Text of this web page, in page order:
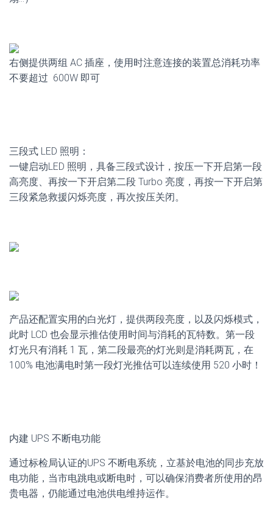
右侧提供两组 AC 插座，使用时注意连接的装置总消耗功率
不要超过 600W 即可
三段式 LED 照明：
一键启动LED 照明，具备三段式设计，按压一下开启第一段
高亮度、再按一下开启第二段 Turbo 亮度，再按一下开启第
三段紧急救援闪烁亮度，再次按压关闭。
产品还配置实用的白光灯，提供两段亮度，以及闪烁模式，
此时 LCD 也会显示推估使用时间与消耗的瓦特数。第一段
灯光只有消耗 1 瓦，第二段最亮的灯光则是消耗两瓦，在
100% 电池满电时第一段灯光推估可以连续使用 520 小时！
内建 UPS 不断电功能
通过标检局认证的UPS 不断电系统，立基於电池的同步充放
电功能，当市电跳电或断电时，可以确保消费者所使用的昂
贵电器，仍能通过电池供电维持运作。